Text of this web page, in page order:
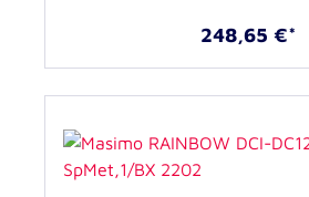
248,65 €*